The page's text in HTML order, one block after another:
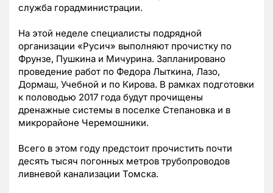
служба горадминистрации.
На этой неделе специалисты подрядной
организации «Русич» выполняют прочистку по
Фрунзе, Пушкина и Мичурина. Запланировано
проведение работ по Федора Лыткина, Лазо,
Дормаш, Учебной и по Кирова. В рамках подготовки
к половодью 2017 года будут прочищены
дренажные системы в поселке Степановка и в
микрорайоне Черемошники.
Всего в этом году предстоит прочистить почти
десять тысяч погонных метров трубопроводов
ливневой канализации Томска.